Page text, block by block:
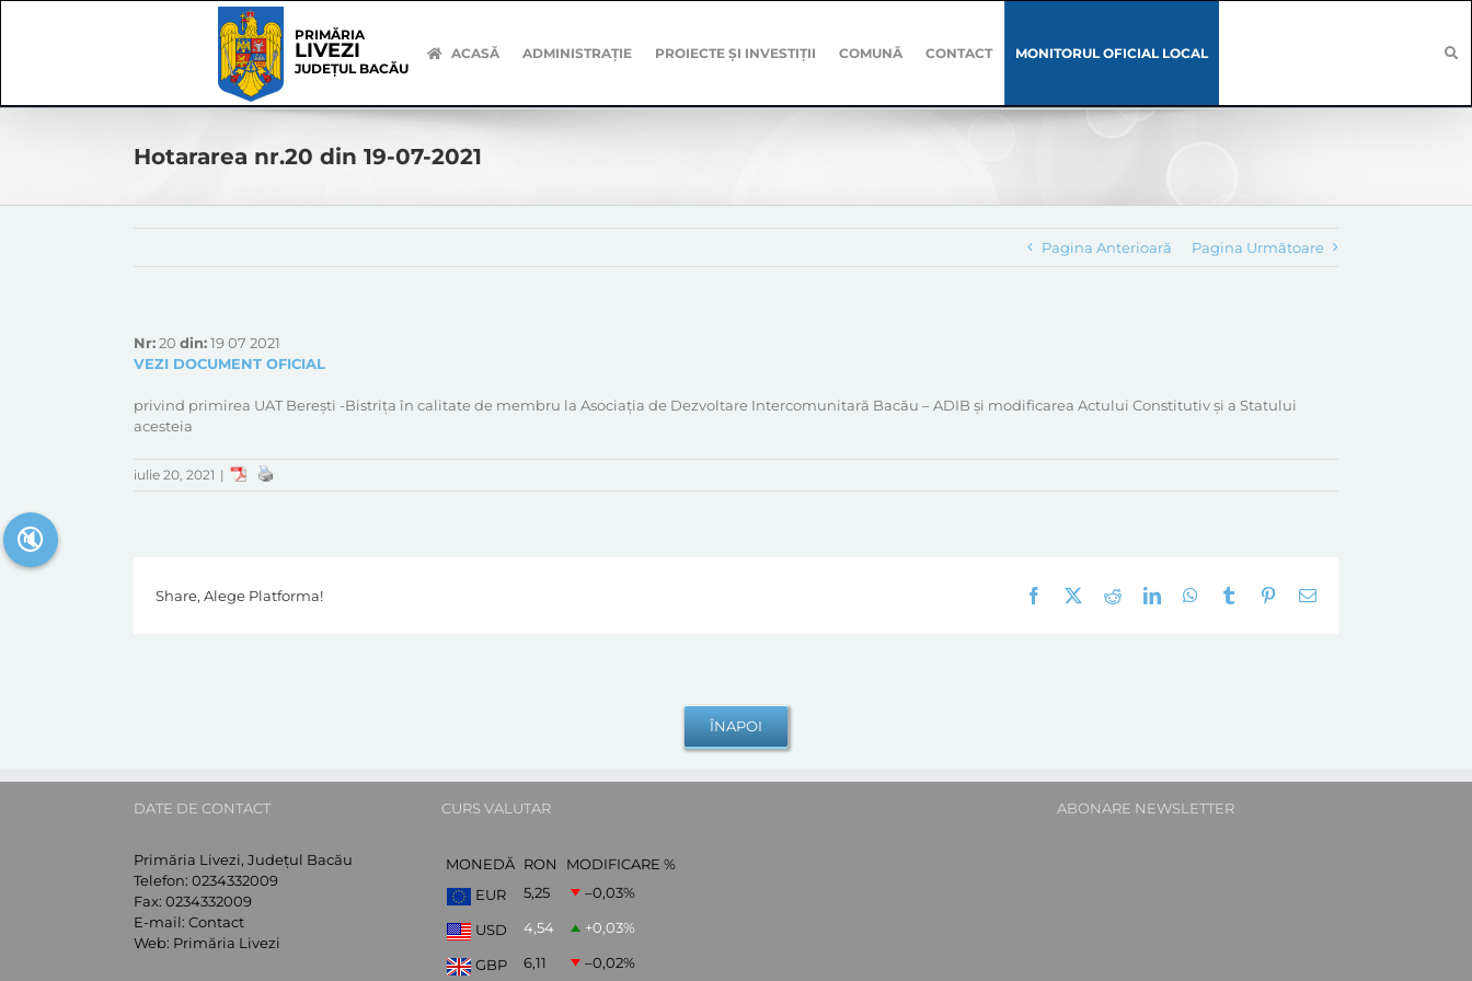
PRIMĂRIA
LIVEZI
JUDEȚUL BACĂU
ACASĂ ADMINISTRAȚIE PROIECTE ȘI INVESTIȚII COMUNĂ CONTACT MONITORUL OFICIAL LOCAL
Hotararea nr.20 din 19-07-2021
Pagina Anterioară Pagina Următoare
Nr:20 din:19 07 2021
VEZI DOCUMENT OFICIAL
privind primirea UAT Berești -Bistrița în calitate de membru la Asociația de Dezvoltare Intercomunitară Bacău – ADIB și modificarea Actului Constitutiv și a Statului
acesteia
iulie 20, 2021 |
Share, Alege Platforma! Facebook RedditLinkedInWhatsApp
Tumblr Pinterest
E-
DATE DE CONTACT
Primăria Livezi, Județul Bacău
Telefon: 0234332009
Fax: 0234332009
E-mail: Contact
Web: Primăria Livezi
CURS VALUTAR
MONEDĂ RON
MODIFICARE %
EUR
5,25 –0,03%
USD 4,54 +0,03%
GBP 6,11 –0,02%
ABONARE NEWSLETTER
🔇